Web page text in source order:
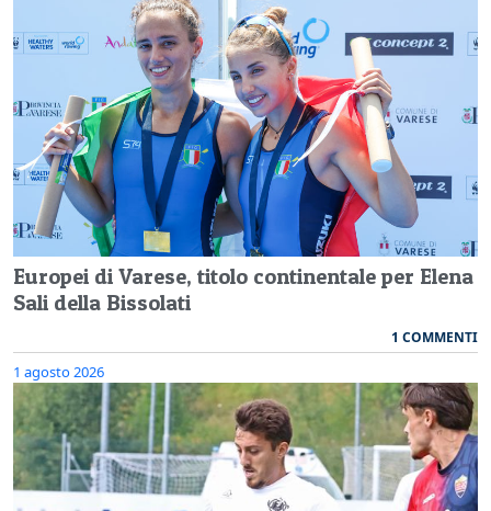
Europei di Varese, titolo continentale per Elena
Sali della Bissolati
1 COMMENTI
1 agosto 2026